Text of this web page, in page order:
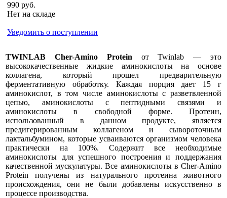
990 руб.
Нет на складе
Уведомить о поступлении
TWINLAB Cher-Amino Protein от Twinlab — это
высококачественные жидкие аминокислоты на основе
коллагена, который прошел предварительную
ферментативную обработку. Каждая порция дает 15 г
аминокислот, в том числе аминокислоты с разветвленной
цепью, аминокислоты с пептидными связями и
аминокислоты в свободной форме. Протеин,
использованный в данном продукте, является
предигерированным коллагеном и сывороточным
лактальбумином, которые усваиваются организмом человека
практически на 100%. Содержит все необходимые
аминокислоты для успешного построения и поддержания
качественной мускулатуры. Все аминокислоты в Cher-Amino
Protein получены из натурального протеина животного
происхождения, они не были добавлены искусственно в
процессе производства.